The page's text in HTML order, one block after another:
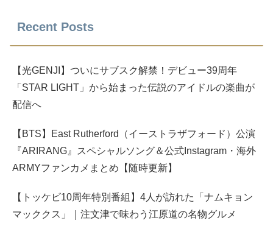
Recent Posts
【光GENJI】ついにサブスク解禁！デビュー39周年
「STAR LIGHT」から始まった伝説のアイドルの楽曲が
配信へ
【BTS】East Rutherford（イーストラザフォード）公演
『ARIRANG』スペシャルソング＆公式Instagram・海外
ARMYファンカメまとめ【随時更新】
【トッケビ10周年特別番組】4人が訪れた「ナムキョン
マッククス」｜注文津で味わう江原道の名物グルメ